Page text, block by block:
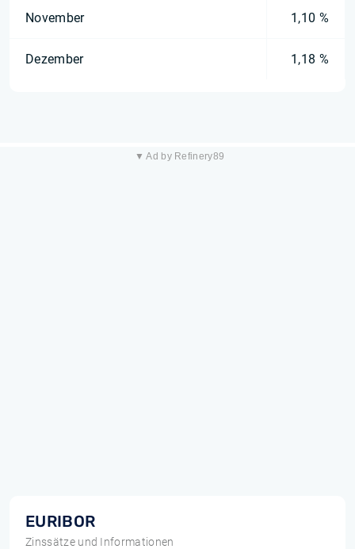
November 1,10 %
Dezember 1,18 %
▼ Ad by Refinery89
EURIBOR
Zinssätze und Informationen